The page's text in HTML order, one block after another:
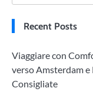
Recent Posts
Viaggiare con
verso Amsterdam
Consigliate